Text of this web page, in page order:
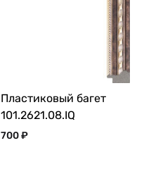
Пластиковый багет
101.2621.08.IQ
700₽